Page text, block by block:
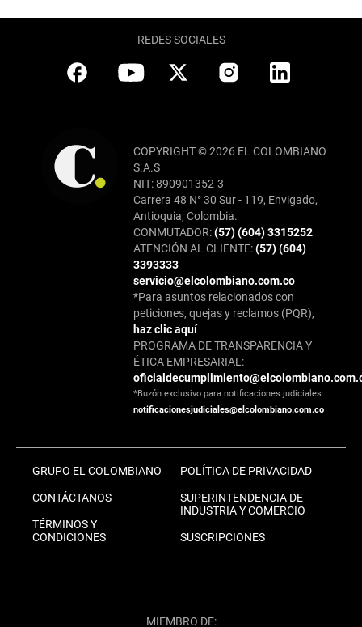
REDES SOCIALES
COPYRIGHT © 2026 EL COLOMBIANO
S.A.S
NIT: 890901352-3
Carrera 48 N° 30 Sur - 119, Envigado,
Antioquia, Colombia.
CONMUTADOR:(57) (604) 3315252
ATENCIÓN AL CLIENTE:(57) (604)
3393333
servicio@elcolombiano.com.co
*Para asuntos relacionados con
peticiones, quejas y reclamos (PQR),
haz clic aquí
PROGRAMA DE TRANSPARENCIA Y
ÉTICA EMPRESARIAL:
*Buzón exclusivo para notificaciones judiciales:
notificacionesjudiciales@elcolombiano.com.co
GRUPO EL COLOMBIANO
CONTÁCTANOS
TÉRMINOS Y
CONDICIONES
POLÍTICA DE PRIVACIDAD
SUPERINTENDENCIA DE
INDUSTRIA Y COMERCIO
SUSCRIPCIONES
MIEMBRO DE: